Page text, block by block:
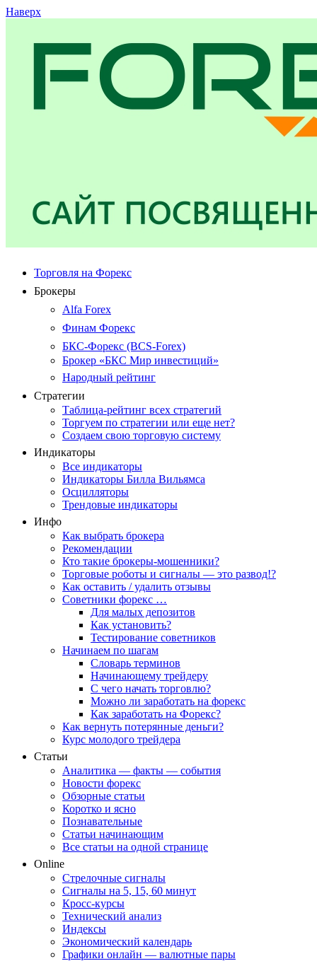
Наверх
Торговля на Форекс
Брокеры
Alfa Forex
Финам Форекс
БКС-Форекс (BCS-Forex)
Брокер «БКС Мир инвестиций»
Народный рейтинг
Стратегии
Таблица-рейтинг всех стратегий
Торгуем по стратегии или еще нет?
Создаем свою торговую систему
Индикаторы
Все индикаторы
Индикаторы Билла Вильямса
Осцилляторы
Трендовые индикаторы
Инфо
Как выбрать брокера
Рекомендации
Кто такие брокеры-мошенники?
Торговые роботы и сигналы — это развод!?
Как оставить / удалить отзывы
Советники форекс …
Для малых депозитов
Как установить?
Тестирование советников
Начинаем по шагам
Словарь терминов
Начинающему трейдеру
С чего начать торговлю?
Можно ли заработать на форекс
Как заработать на Форекс?
Как вернуть потерянные деньги?
Курс молодого трейдера
Статьи
Аналитика — факты — события
Новости форекс
Обзорные статьи
Коротко и ясно
Познавательные
Статьи начинающим
Все статьи на одной странице
Online
Стрелочные сигналы
Сигналы на 5, 15, 60 минут
Кросс-курсы
Технический анализ
Индексы
Экономический календарь
Графики онлайн — валютные пары